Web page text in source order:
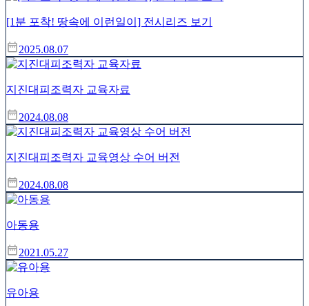
[1분 포착! 땅속에 이런일이] 전시리즈 보기
2025.08.07
지진대피조력자 교육자료
2024.08.08
지진대피조력자 교육영상 수어 버전
2024.08.08
아동용
2021.05.27
유아용